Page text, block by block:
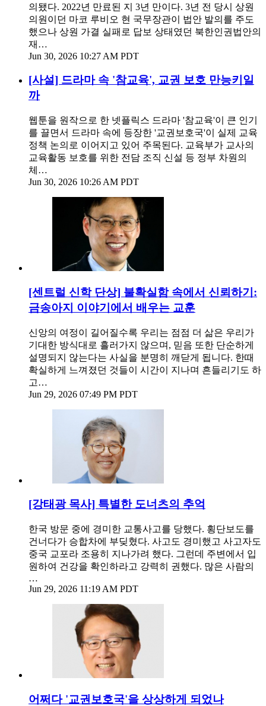
의됐다. 2022년 만료된 지 3년 만이다. 3년 전 당시 상원
의원이던 마코 루비오 현 국무장관이 법안 발의를 주도
했으나 상원 가결 실패로 답보 상태였던 북한인권법안의
재…
Jun 30, 2026 10:27 AM PDT
[사설] 드라마 속 '참교육', 교권 보호 만능키일
까
웹툰을 원작으로 한 넷플릭스 드라마 '참교육'이 큰 인기
를 끌면서 드라마 속에 등장한 '교권보호국'이 실제 교육
정책 논의로 이어지고 있어 주목된다. 교육부가 교사의
교육활동 보호를 위한 전담 조직 신설 등 정부 차원의
체…
Jun 30, 2026 10:26 AM PDT
[센트럴 신학 단상] 불확실함 속에서 신뢰하기:
금송아지 이야기에서 배우는 교훈
신앙의 여정이 길어질수록 우리는 점점 더 삶은 우리가
기대한 방식대로 흘러가지 않으며, 믿음 또한 단순하게
설명되지 않는다는 사실을 분명히 깨닫게 됩니다. 한때
확실하게 느껴졌던 것들이 시간이 지나며 흔들리기도 하
고…
Jun 29, 2026 07:49 PM PDT
[강태광 목사] 특별한 도너츠의 추억
한국 방문 중에 경미한 교통사고를 당했다. 횡단보도를
건너다가 승합차에 부딪혔다. 사고도 경미했고 사고자도
중국 교포라 조용히 지나가려 했다. 그런데 주변에서 입
원하여 건강을 확인하라고 강력히 권했다. 많은 사람의
…
Jun 29, 2026 11:19 AM PDT
어쩌다 '교권보호국'을 상상하게 되었나